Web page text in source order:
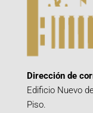
Dirección de
Edificio Nuevo
Piso.